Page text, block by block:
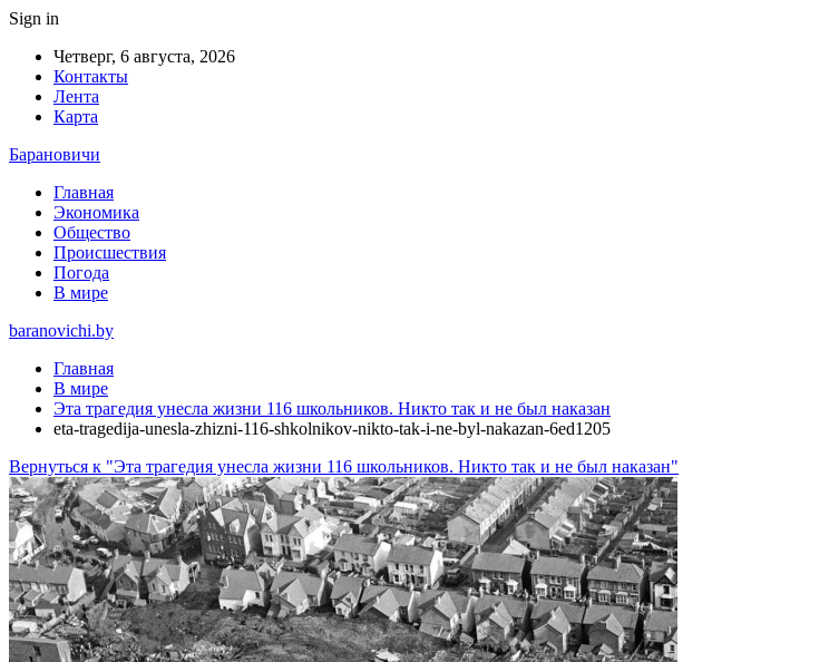
Sign in
Четверг, 6 августа, 2026
Контакты
Лента
Карта
Барановичи
Главная
Экономика
Общество
Происшествия
Погода
В мире
baranovichi.by
Главная
В мире
Эта трагедия унесла жизни 116 школьников. Никто так и не был наказан
eta-tragedija-unesla-zhizni-116-shkolnikov-nikto-tak-i-ne-byl-nakazan-6ed1205
Вернуться к "Эта трагедия унесла жизни 116 школьников. Никто так и не был наказан"